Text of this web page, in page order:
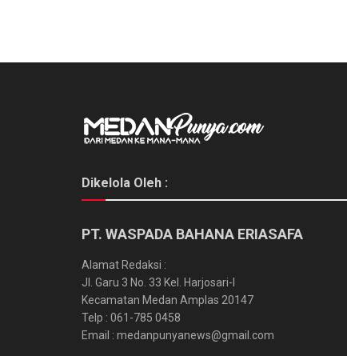
Dikelola Oleh :
PT. WASPADA BAHANA ERIASAFA
Alamat Redaksi :
Jl. Garu 3 No. 33 Kel. Harjosari-I
Kecamatan Medan Amplas 20147
Telp : 061-785 0458
Email : medanpunyanews@gmail.com